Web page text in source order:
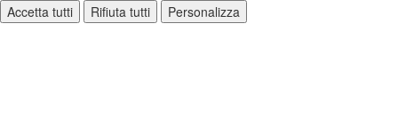
Accetta tutti
Rifiuta tutti Personalizza